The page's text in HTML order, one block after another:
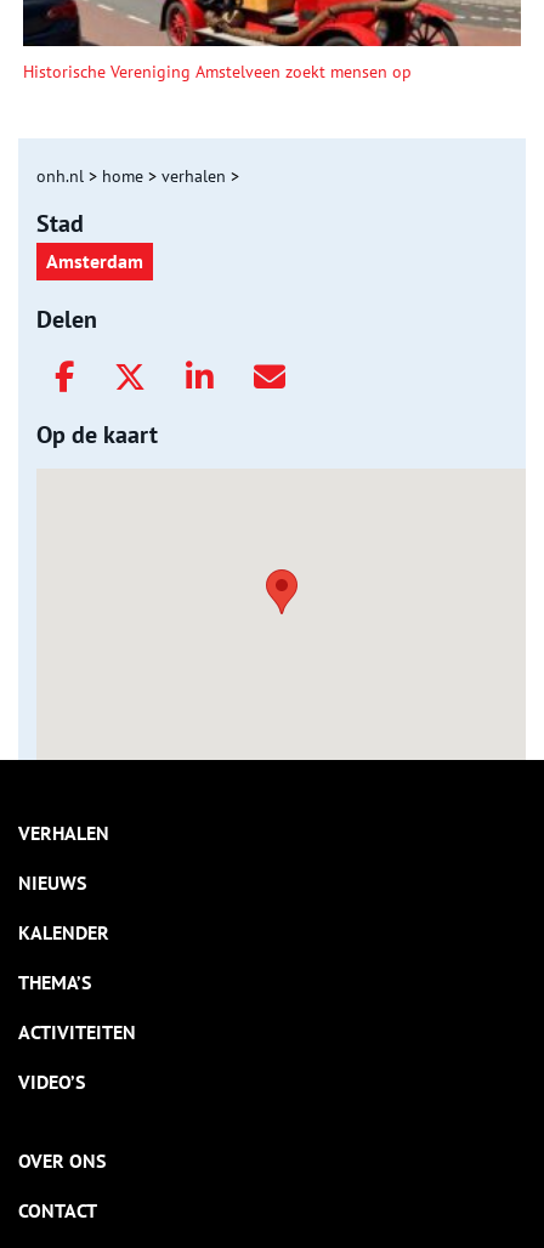
Historische Vereniging Amstelveen zoekt mensen op
onh.nl > home > verhalen >
Stad
Amsterdam
Delen
Op de kaart
VERHALEN
NIEUWS
KALENDER
THEMA’S
ACTIVITEITEN
VIDEO’S
OVER ONS
CONTACT